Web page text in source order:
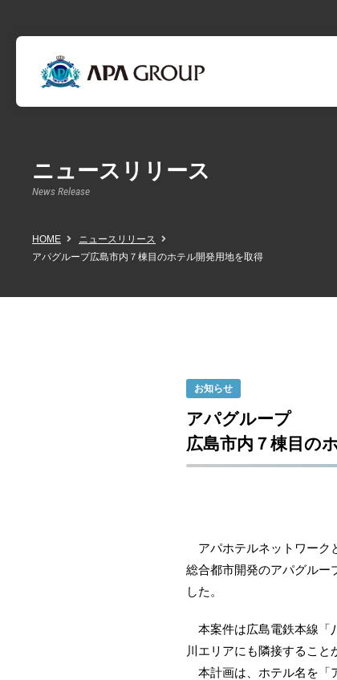
ニュースリリース
News Release
HOME
ニュースリリース
アパグループ広島市内７棟目のホテル開発用地を取得
お知らせ
アパグループ
広島市内７棟目の
アパホテルネットワーク
総合都市開発のアパグル
した。
本案件は広島電鉄本線「
川エリアにも隣接すること
本計画は、ホテル名を「